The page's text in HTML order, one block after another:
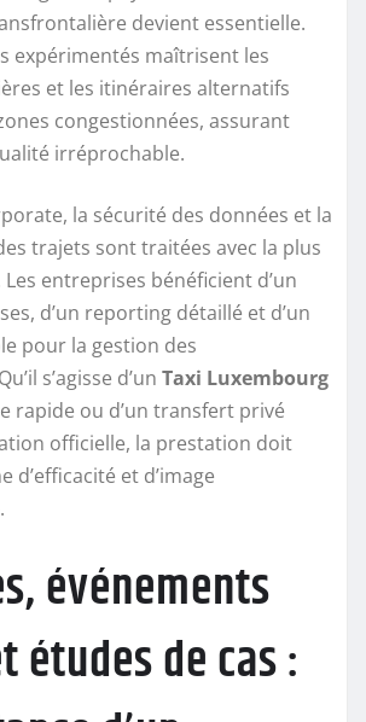
devient essentielle.
expérimentés maîtrisent les
et les itinéraires alternatifs
congestionnées, assurant
irréprochable.
la sécurité des données et la
trajets sont traitées avec la plus
entreprises bénéficient d’un
d’un reporting détaillé et d’un
pour la gestion des
s’agisse d’un Taxi Luxembourg
rapide ou d’un transfert privé
officielle, la prestation doit
d’efficacité et d’image
événements
études de cas :